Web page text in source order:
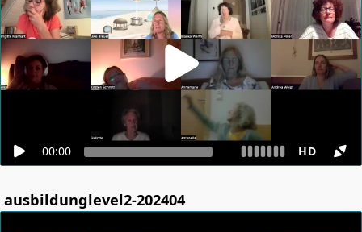
00:00 HD
ausbildunglevel2-202404